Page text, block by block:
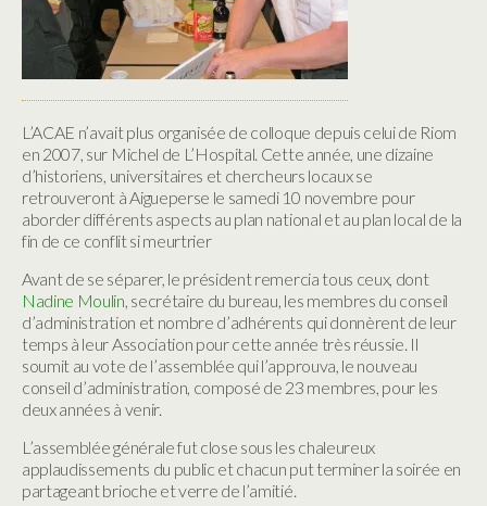
L’ACAE n’avait plus organisée de colloque depuis celui de Riom
en 2007, sur Michel de L’Hospital. Cette année, une dizaine
d’historiens, universitaires et chercheurs locaux se
retrouveront à Aigueperse le samedi 10 novembre pour
aborder différents aspects au plan national et au plan local de la
fin de ce conflit si meurtrier
Avant de se séparer, le président remercia tous ceux, dont
Nadine Moulin, secrétaire du bureau, les membres du conseil
d’administration et nombre d’adhérents qui donnèrent de leur
temps à leur Association pour cette année très réussie. Il
soumit au vote de l’assemblée qui l’approuva, le nouveau
conseil d’administration, composé de 23 membres, pour les
deux années à venir.
L’assemblée générale fut close sous les chaleureux
applaudissements du public et chacun put terminer la soirée en
partageant brioche et verre de l’amitié.